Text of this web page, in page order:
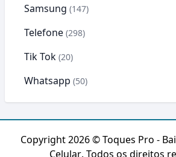
Samsung (147)
Telefone (298)
Tik Tok (20)
Whatsapp (50)
Copyright 2026 ©Toques Pro -
Celular. Todos os direitos